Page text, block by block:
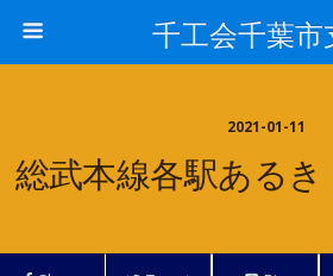
千工会千葉市
2021-01-11
総武本線各駅あるき